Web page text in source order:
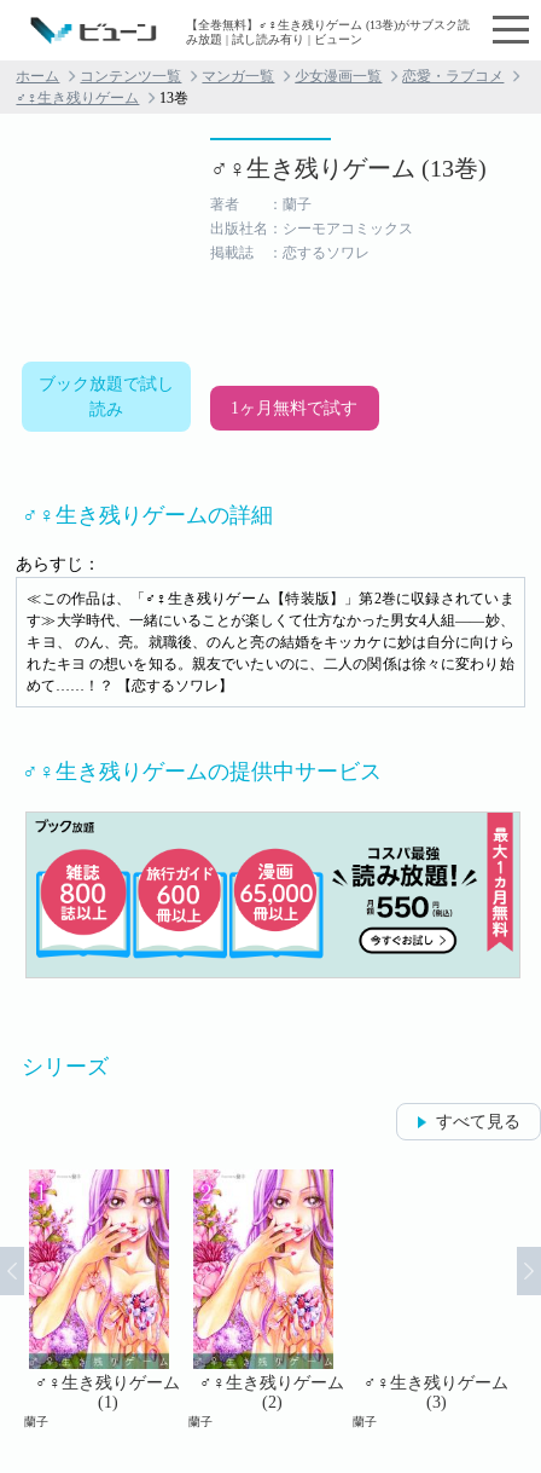
【全巻無料】♂♀生き残りゲーム (13巻)がサブスク読
み放題 | 試し読み有り | ビューン
ホーム コンテンツ一覧 マンガ一覧 少女漫画一覧
恋愛・ラブコメ
♂♀生き残りゲーム
13巻
ブック放題で試し
読み
♂♀生き残りゲーム (13巻)
著者 ：蘭子
出版社名：シーモアコミックス
掲載誌 ：恋するソワレ
1ヶ月無料で試す
♂♀生き残りゲームの詳細
あらすじ：
≪この作品は、「♂♀生き残りゲーム【特装版】」第2巻に収録されていま
す≫大学時代、一緒にいることが楽しくて仕方なかった男女4人組――妙、
キヨ、 のん、亮。就職後、のんと亮の結婚をキッカケに妙は自分に向けら
れたキヨ の想いを知る。親友でいたいのに、二人の関係は徐々に変わり始
めて……！？ 【恋するソワレ】
♂♀生き残りゲームの提供中サービス
シリーズ
すべて見る
♂♀生き残りゲーム
(1)
蘭子
♂♀生き残りゲーム
(2)
蘭子
♂♀生き残りゲーム
(3)
蘭子